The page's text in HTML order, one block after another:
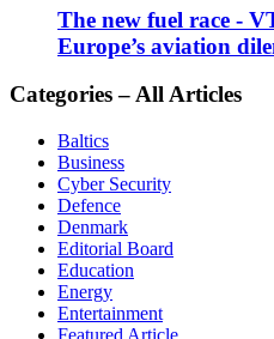
The new fuel race -
Europe’s aviation
Categories – All Articles
Baltics
Business
Cyber Security
Defence
Denmark
Editorial Board
Education
Energy
Entertainment